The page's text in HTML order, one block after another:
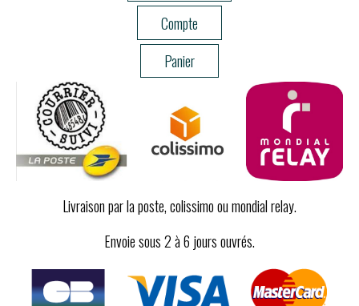
Compte
Panier
Livraison par la poste, colissimo ou mondial relay.
Envoie sous 2 à 6 jours ouvrés.